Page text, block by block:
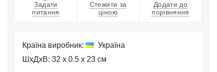
Задати
питання
Стежити за
ціною
Додати до
порівняння
Країна виробник:
Україна
ШхДхВ: 32 x 0.5 x 23 см